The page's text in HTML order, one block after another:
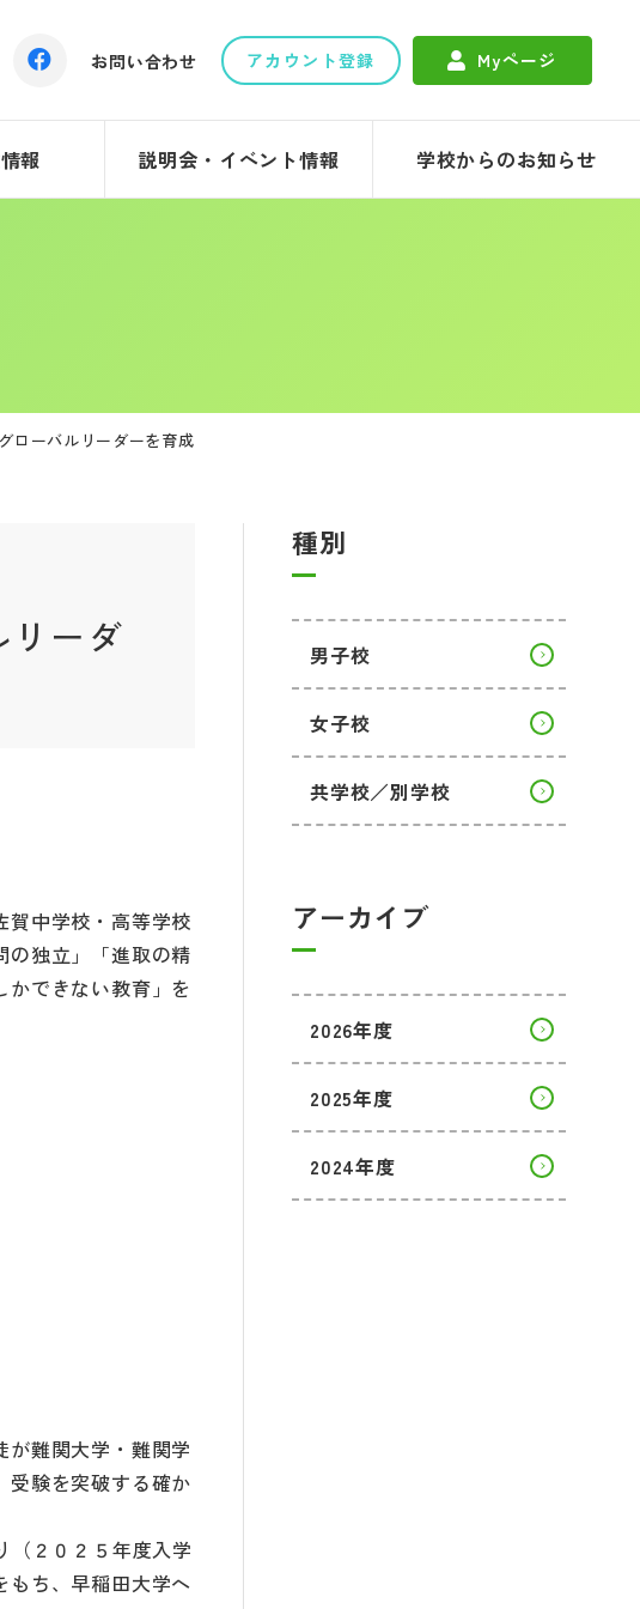
お問い合わせ アカウント登録 Myページ
報 説明会・イベント情報 学校からのお知らせ
ローバルリーダーを育成
リーダ
賀中学校・高等学校
の独立」「進取の精
できない教育」を
難関大学・難関学
受験を突破する確か
（２０２５年度入学
もち、早稲田大学へ
種別
男子校
女子校
共学校／別学校
アーカイブ
2026年度
2025年度
2024年度